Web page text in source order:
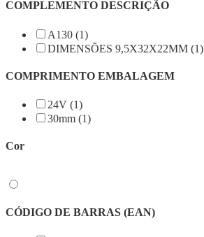
COMPLEMENTO DESCRIÇÃO
A130 (1)
DIMENSÕES 9,5X32X22MM (1)
COMPRIMENTO EMBALAGEM
24V (1)
30mm (1)
Cor
CÓDIGO DE BARRAS (EAN)